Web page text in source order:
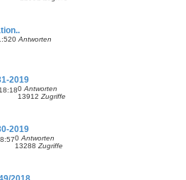
0 Antworten
2019
0 Antworten
13912 Zugriffe
2019
0 Antworten
13288 Zugriffe